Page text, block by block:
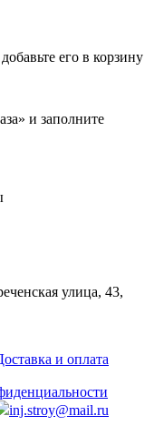
его в корзину
и заполните
улица, 43,
и оплата
inj.stroy@mail.ru